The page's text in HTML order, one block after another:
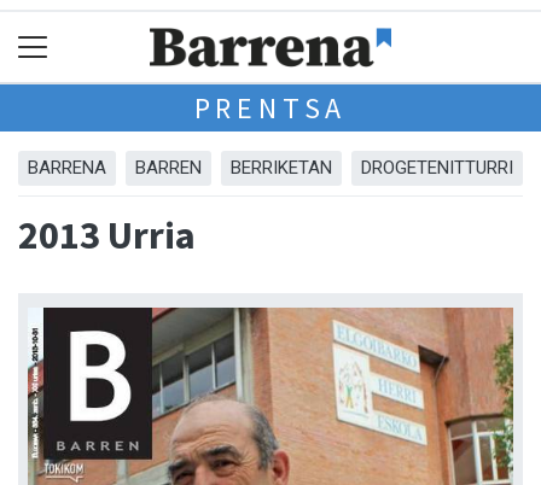
PRENTSA
BARRENA BARREN BERRIKETAN DROGETENITTURRI
2013 Urria